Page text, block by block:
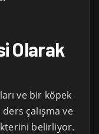
Olarak
ve bir köpek
çalışma ve
belirliyor.